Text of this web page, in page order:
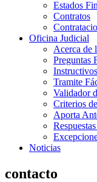
Estados
Contratos
Oficina Judicial
Acerca de
Preguntas
Tramite
Validador
Criterios
Aporta
Noticias
contacto